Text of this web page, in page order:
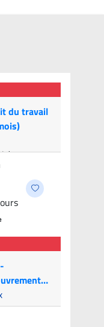
du travail
- 9
USA)